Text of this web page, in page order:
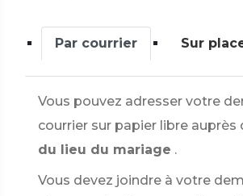
Par courrier Sur
Vous pouvez adresser votre
courrier sur papier libre auprès
du lieu du mariage .
Vous devez joindre à votre